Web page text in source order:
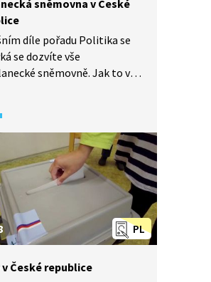
sněmovna v České
díle pořadu Politika se
se dozvíte vše
sněmovně. Jak to v ní
Kolik jich je, jak často si je
a co celý den po celé volební
ve sněmovně dělají? I to se
PL
České republice